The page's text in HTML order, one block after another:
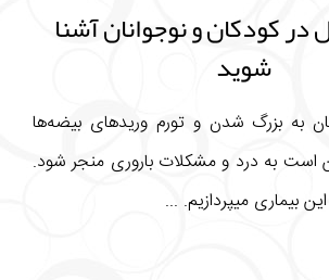
در کودکان و نوجوانان آشنا
شوید
به بزرگ شدن و تورم وریدهای بیضه‌ها
است به درد و مشکلات باروری منجر شود.
بیماری میپردازیم. ...